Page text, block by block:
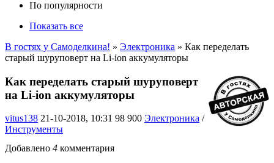
По популярности
Показать все
В гостях у Самоделкина! » Электроника » Как переделать
старый шуруповерт на Li-ion аккумуляторы
Как переделать старый шуруповерт
на Li-ion аккумуляторы
vitus138 21-10-2018, 10:31 98 900 Электроника /
Инструменты
Добавлено 4 комментария